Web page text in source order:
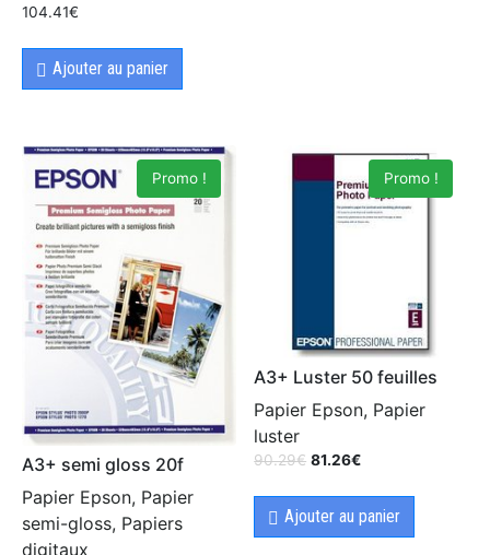
104.41€
Ajouter au panier
Promo !
A3+ semi gloss 20f
Papier Epson, Papier
semi-gloss, Papiers
digitaux
Promo !
A3+ Luster 50 feuilles
Papier Epson, Papier
luster
90.29€ 81.26€
Ajouter au panier